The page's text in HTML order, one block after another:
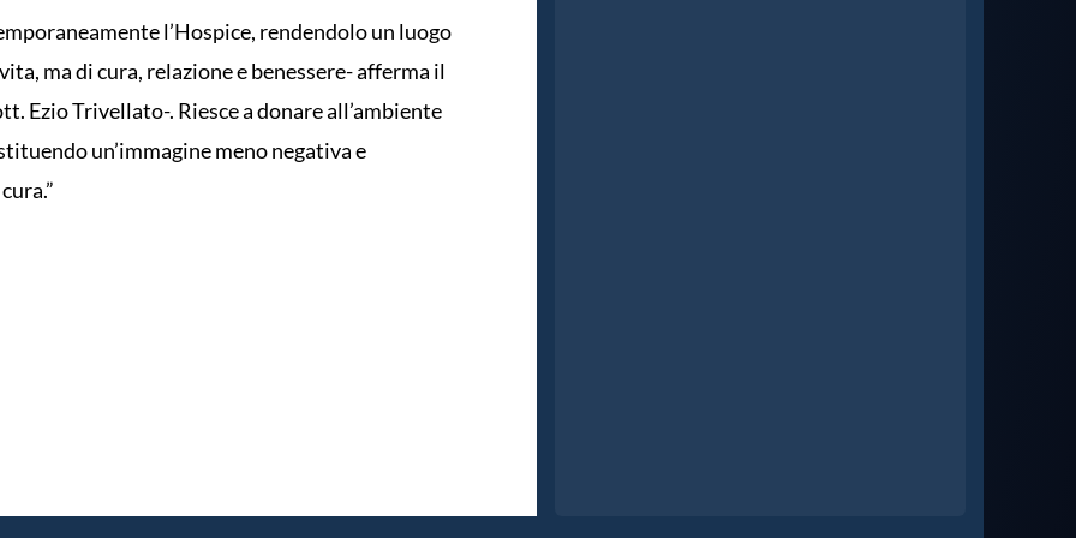
l’Hospice, rendendolo un luogo
ma di cura, relazione e benessere- afferma il
Ezio Trivellato-. Riesce a donare all’ambiente
un’immagine meno negativa e